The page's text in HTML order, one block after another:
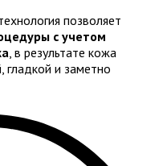
позволяет
с учетом
в результате кожа
гладкой и заметно